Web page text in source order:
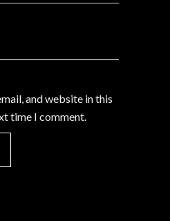
and website in this
time I comment.